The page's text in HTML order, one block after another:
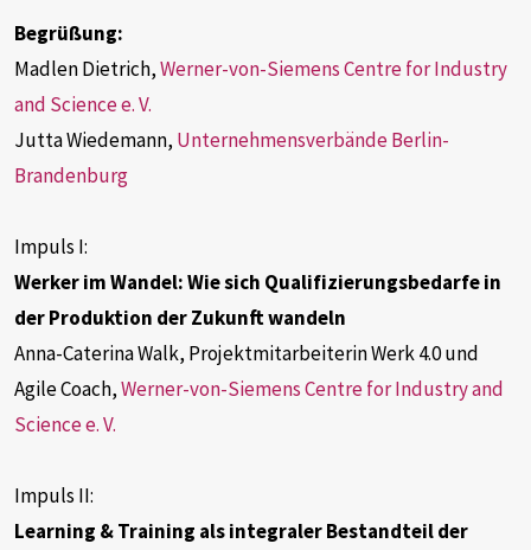
Du hast Fragen?
Begrüßung:
Madlen Dietrich,Werner-von-Siemens Centre for Industry
and Science e. V.
Jutta Wiedemann, Unternehmensverbände Berlin-
Brandenburg
Impuls I:
Werker im Wandel: Wie sich Qualifizierungsbedarfe in
der Produktion der Zukunft wandeln
Anna-Caterina Walk, Projektmitarbeiterin Werk 4.0 und
Agile Coach,Werner-von-Siemens Centre for Industry and
Science e. V.
Impuls II:
Learning & Training als integraler Bestandteil der